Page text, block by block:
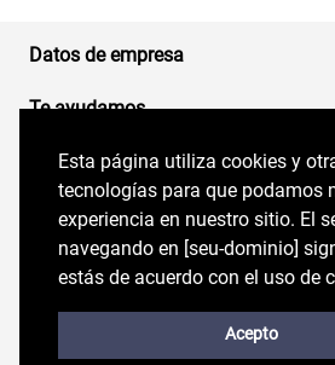
Esta página utiliza cookies y
tecnologías para que podamos
experiencia en nuestro sitio. El
navegando en perryellis.cl
de acuerdo con el uso de
Acepto
Esta página utiliza cookies y
tecnologías para que podamos
experiencia en nuestro sitio. El
navegando en [seu-dominio]
estás de acuerdo con el uso de
Acepto
Datos de empresa
Te ayudamos
Medios de pago
Contáctanos
Síguenos en nuestras RRSS
Trabaja con Nosotros